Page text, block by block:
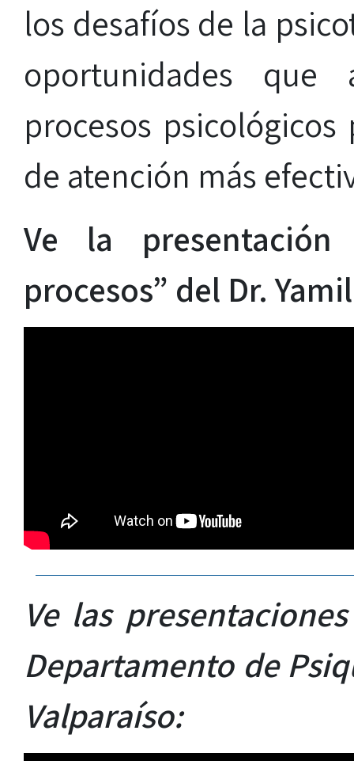
los desafíos de la
oportunidades
procesos
de atención más
Ve la presentación
procesos” del Dr.
Ve las
Departamento de
Valparaíso: